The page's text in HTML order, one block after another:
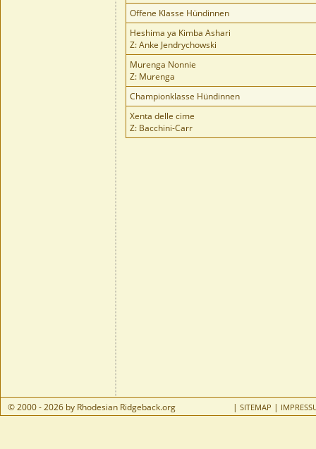
Offene Klasse Hündinnen
Heshima ya Kimba Ashari
Z: Anke Jendrychowski
Murenga Nonnie
Z: Murenga
Championklasse Hündinnen
Xenta delle cime
Z: Bacchini-Carr
© 2000 - 2026 by Rhodesian Ridgeback.org | SITEMAP |